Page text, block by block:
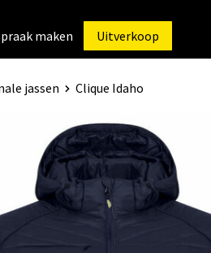
maken Uitverkoop
jassen Clique Idaho